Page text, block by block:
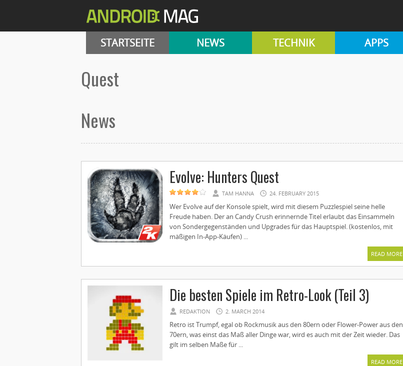
STARTSEITE NEWS TECHNIK APPS
Quest
News
Evolve: Hunters Quest
TAM HANNA 24. FEBRUARY 2015
Wer Evolve auf der Konsole spielt, wird mit diesem Puzzlespiel seine helle
Freude haben. Der an Candy Crush erinnernde Titel erlaubt das Einsammeln
von Sondergegenständen und Upgrades für das Hauptspiel. (kostenlos, mit
mäßigen In-App-Käufen) ...
READ MORE
Die besten Spiele im Retro-Look (Teil 3)
REDAKTION 2. MARCH 2014
Retro ist Trumpf, egal ob Rockmusik aus den 80ern oder Flower-Power aus den
70ern, was einst das Maß aller Dinge war, wird es auch mit der Zeit wieder. Das
gilt im selben Maße für ...
READ MORE